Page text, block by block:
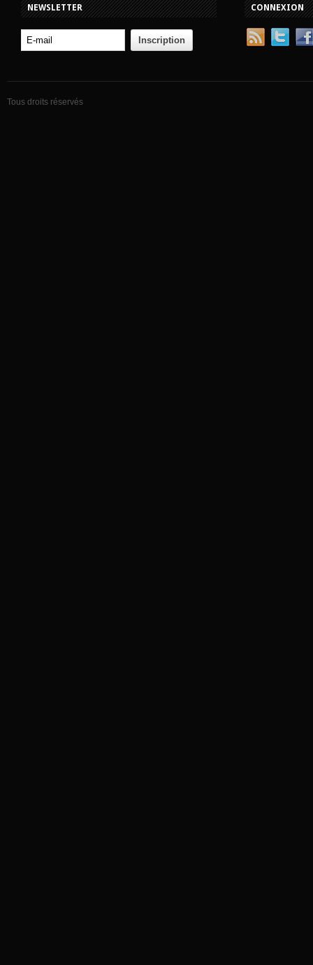
NEWSLETTER CONNEXION
Tous droits réservés